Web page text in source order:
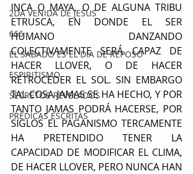
2DA VENIDA DE JESUS
666
EL SABADO ES EL DIA DE REPOSO
ESPIRITISMO
SECRETOS REVELADOS
PRÉDICAS ESCRITAS
INCA O MAYA, O DE ALGUNA TRIBU
ETRUSCA, EN DONDE EL SER
HUMANO DANZANDO
COLECTIVAMENTE SERÁ CAPAZ DE
HACER LLOVER, O DE HACER
RETROCEDER EL SOL. SIN EMBARGO
TAL COSA JAMAS SE HA HECHO, Y POR
TANTO JAMAS PODRÁ HACERSE, POR
SIGLOS EL PAGANISMO TERCAMENTE
HA PRETENDIDO TENER LA
CAPACIDAD DE MODIFICAR EL CLIMA,
DE HACER LLOVER, PERO NUNCA HAN